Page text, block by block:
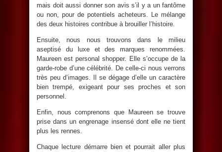
mais doit aussi donner son avis s’il y a un fantôme
ou non, pour de potentiels acheteurs. Le mélange
des deux histoires contribue à brouiller l’histoire.
Ensuite, nous nous trouvons dans le milieu
aseptisé du luxe et des marques renommées.
Maureen est personal shopper. Elle s’occupe de la
garde-robe d’une célébrité. De celle-ci nous verrons
très peu d’images. Il se dégage d’elle un caractère
bien trempé, exigeant pour ses proches et son
personnel.
Enfin, nous comprenons que Maureen se trouve
prise dans un engrenage insensé dont elle ne tient
plus les rennes.
Chaque lecture démarre bien et pourrait aller plus